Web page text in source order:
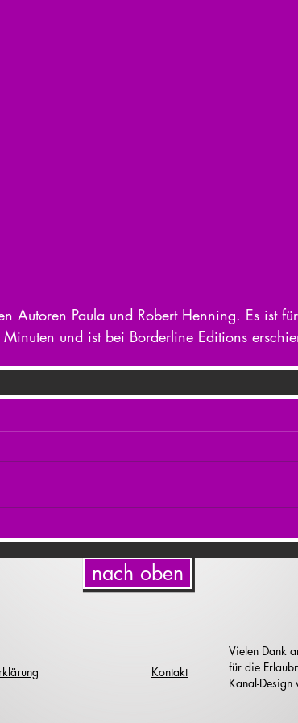
Autoren Paula und Robert Henning. Es ist
und ist bei Borderline Editions
nach oben
Kontakt
Vielen Dank
für die
Kanal-Design